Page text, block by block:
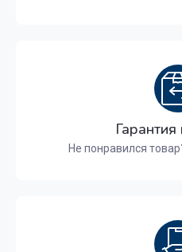
Гарантия
Не понравился